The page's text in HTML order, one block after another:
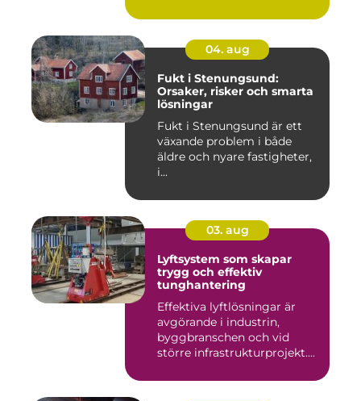
04. aug
Fukt i Stenungsund:
Orsaker, risker och smarta
lösningar
Fukt i Stenungsund är ett
växande problem i både
äldre och nyare fastigheter,
i...
03. aug
Lyftsystem som skapar
trygg och effektiv
tunghantering
Effektiva lyftlösningar är
avgörande i industrin,
byggbranschen och vid
större infrastrukturprojekt....